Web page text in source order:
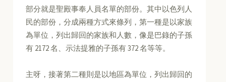
部分就是聖殿事奉人員名單的部份。其中以色列人
民的部份，分成兩種方式來條列，第一種是以家族
為單位，列出歸回的家族和人數，像是巴錄的子孫
有 2172 名、示法提雅的子孫有 372 名等等。
主呀，接著第二種則是以地區為單位，列出歸回的